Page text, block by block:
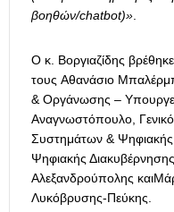
βοηθών/chatbot)».
Ο κ. Βοργιαζίδης
τους Αθανάσιο
& Οργάνωσης –
Αναγνωστόπουλο,
Συστημάτων &
Ψηφιακής
Αλεξανδρούπολης
Λυκόβρυσης-Πεύκης.